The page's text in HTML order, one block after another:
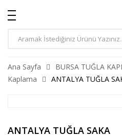
Ürün
Ana Sayfa BURSA TUĞLA
Kaplama
ANTALYA TUĞLA
ANTALYA TUĞLA SAKA